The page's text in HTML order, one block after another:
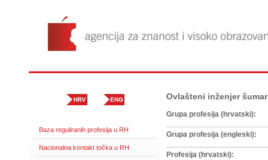
Baza reguliranih profesija u RH
Nacionalna kontakt točka u RH
Ovlašteni inženjer
Grupa profesija (hrvatski):
Grupa profesija (engleski):
Profesija (hrvatski):